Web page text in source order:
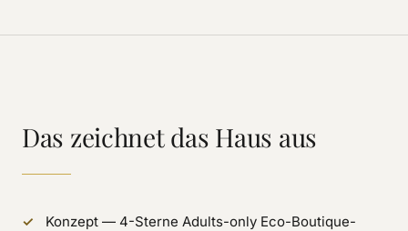
Das zeichnet das Haus aus
Konzept — 4-Sterne Adults-only Eco-Boutique-